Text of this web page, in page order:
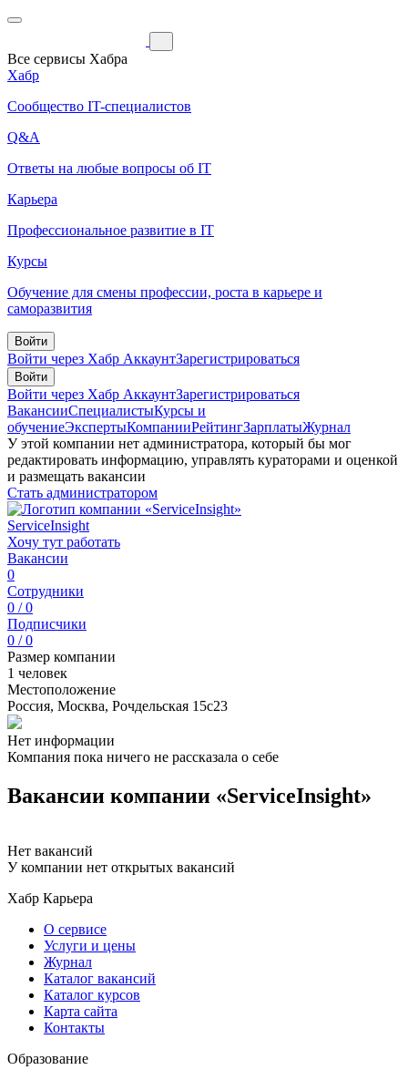
Все сервисы Хабра
Хабр
Сообщество IT-специалистов
Q&A
Ответы на любые вопросы об IT
Карьера
Профессиональное развитие в IT
Курсы
Обучение для смены профессии, роста в карьере и
саморазвития
Войти
Войти через Хабр АккаунтЗарегистрироваться
Войти
Войти через Хабр АккаунтЗарегистрироваться
ВакансииСпециалистыКурсы и
обучениеЭкспертыКомпанииРейтингЗарплатыЖурнал
У этой компании нет администратора, который бы мог
редактировать информацию, управлять кураторами и оценкой
и размещать вакансии
Стать администратором
ServiceInsight
Хочу тут работать
Вакансии
0
Сотрудники
0 / 0
Подписчики
0 / 0
Размер компании
1 человек
Местоположение
Россия, Москва, Рочдельская 15с23
Нет информации
Компания пока ничего не рассказала о себе
Вакансии компании «ServiceInsight»
Нет вакансий
У компании нет открытых вакансий
Хабр Карьера
О сервисе
Услуги и цены
Журнал
Каталог вакансий
Каталог курсов
Карта сайта
Контакты
Образование